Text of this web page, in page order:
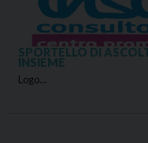
SPORTELLO DI
INSIEME
Logo…